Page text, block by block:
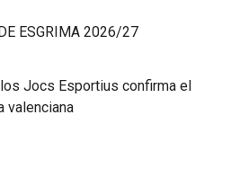
ESGRIMA 2026/27
Jocs Esportius confirma el
valenciana